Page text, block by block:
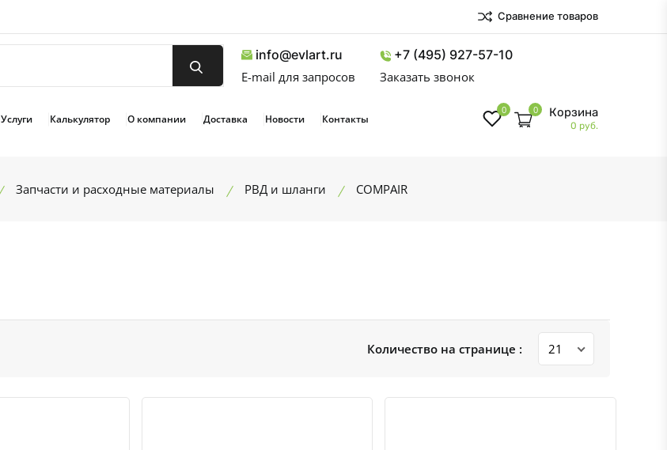
Сравнение товаров
info@evlart.ru
E-mail для запросов
+7 (495) 927-57-10
Заказать звонок
Услуги Калькулятор О компании Доставка Новости Контакты
0 0 Корзина
0 руб.
Запчасти и расходные материалы РВД и шланги COMPAIR
Количество на странице :